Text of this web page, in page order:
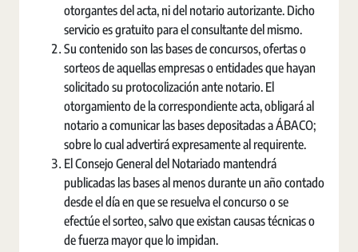
otorgantes del acta, ni del notario autorizante. Dicho
servicio es gratuito para el consultante del mismo.
Su contenido son las bases de concursos, ofertas o
sorteos de aquellas empresas o entidades que hayan
solicitado su protocolización ante notario. El
otorgamiento de la correspondiente acta, obligará al
notario a comunicar las bases depositadas a ÁBACO;
sobre lo cual advertirá expresamente al requirente.
El Consejo General del Notariado mantendrá
publicadas las bases al menos durante un año contado
desde el día en que se resuelva el concurso o se
efectúe el sorteo, salvo que existan causas técnicas o
de fuerza mayor que lo impidan.